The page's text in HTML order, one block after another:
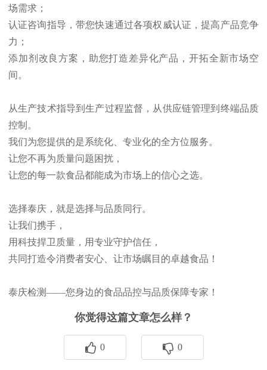
场需求；
认证咨询指导，带您快速通过各项权威认证，提高产品竞争
力；
添加剂改良方案，助您打造差异化产品，开拓全新市场空
间 。
从生产技术指导到生产过程监督，从供应链管理到终端品质
控制。
我们为您提供的是系统化、专业化的全方位服务。
让您不再为质量问题困扰，
让您的每一款食品都能成为市场上的信心之选。
选择泰庆，就是选择与品质同行。
让我们携手，
用科技捍卫质量，用专业守护信任，
共同打造令消费者安心、让市场瞩目的卓越食品！
泰庆检测——您身边的食品品控与品质保障专家！
你觉得这篇文章怎么样？
0 0